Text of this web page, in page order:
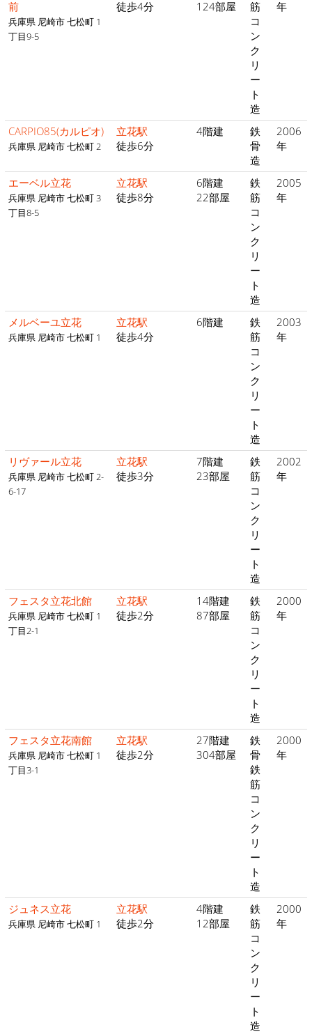
前
兵庫県 尼崎市 七松町 1
丁目9-5
徒歩4分 124部屋
筋
コ
ン
ク
リ
ー
ト
造
年
CARPIO85(カルピオ)
兵庫県 尼崎市 七松町 2
立花駅
徒歩6分
4階建
鉄
骨
造
2006
年
エーベル立花
兵庫県 尼崎市 七松町 3
丁目8-5
立花駅
徒歩8分
6階建
22部屋
鉄
筋
コ
ン
ク
リ
ー
ト
造
2005
年
メルベーユ立花
兵庫県 尼崎市 七松町 1
立花駅
徒歩4分
6階建
鉄
筋
コ
ン
ク
リ
ー
ト
造
2003
年
リヴァール立花
兵庫県 尼崎市 七松町 2-
6-17
立花駅
徒歩3分
7階建
23部屋
鉄
筋
コ
ン
ク
リ
ー
ト
造
2002
年
フェスタ立花北館
兵庫県 尼崎市 七松町 1
丁目2-1
立花駅
徒歩2分
14階建
87部屋
鉄
筋
コ
ン
ク
リ
ー
ト
造
2000
年
フェスタ立花南館
兵庫県 尼崎市 七松町 1
丁目3-1
立花駅
徒歩2分
27階建
304部屋
鉄
骨
鉄
筋
コ
ン
ク
リ
ー
ト
造
2000
年
ジュネス立花
兵庫県 尼崎市 七松町 1
立花駅
徒歩2分
4階建
12部屋
鉄
筋
コ
ン
ク
リ
ー
ト
造
2000
年